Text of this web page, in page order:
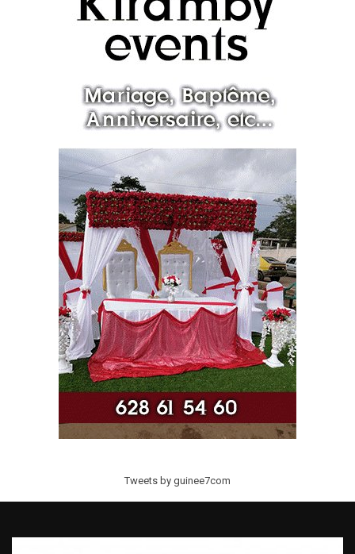
Tweets by guinee7com